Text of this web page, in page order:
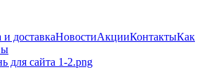
доставкаНовостиАкцииКонтактыКак